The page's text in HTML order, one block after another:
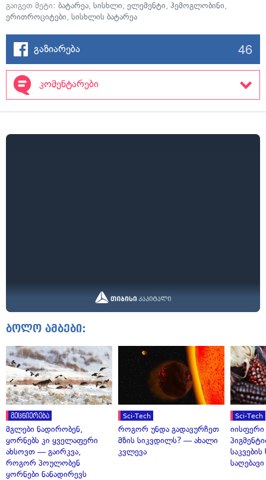
გაიგეთ მეტი: ბატარეა, სისხლი, ელემენტი, ჰემოგლობინი,
ერითროციტები, სისხლის ბატარეა
გაზიარება 46
კომენტარები
ბოლო ამბები:
მეცნიერება
მგლები ნადირობენ,
ყორნებს კი ყველაფერი
ახსოვთ — გაირკვა,
როგორ პოულობენ
ყორნები ნანადირევს
Sci-Tech
როგორ უნდა გადავურჩეთ
მზის სიკვდილს? — ახალი
კვლევა
Sci-Tech
იისფერი